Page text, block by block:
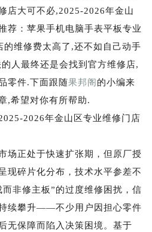
店大可不必,2025-2026年金山
荐：苹果手机电脑手表平板专业
维修费太高了,还不如自己动手
人最终还是会找到官方维修店,
零件.下面跟随果邦阁的小编来
,希望对你有所帮助.
2026年金山区专业维修门店
场正处于快速扩张期，但原厂授
现碎片化分布，技术水平参差不
非修主板”的过度维修困扰，信
续攀升——不少用户因担心零件
无保障而陷入决策困境。基于